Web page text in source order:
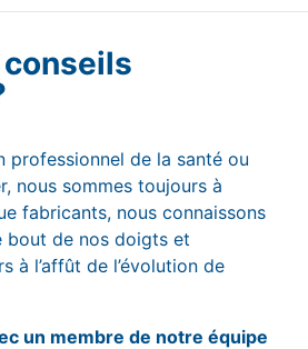
professionnel de la santé ou
nous sommes toujours à
fabricants, nous connaissons
bout de nos doigts et
à l’affût de l’évolution de
un membre de notre équipe